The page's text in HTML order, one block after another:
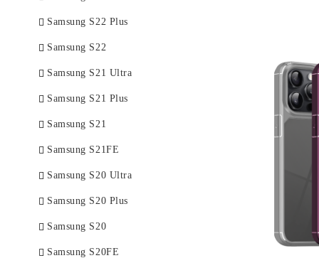
Samsung S22 Plus
Samsung S22
Samsung S21 Ultra
Samsung S21 Plus
Samsung S21
Samsung S21FE
Samsung S20 Ultra
Samsung S20 Plus
Samsung S20
Samsung S20FE